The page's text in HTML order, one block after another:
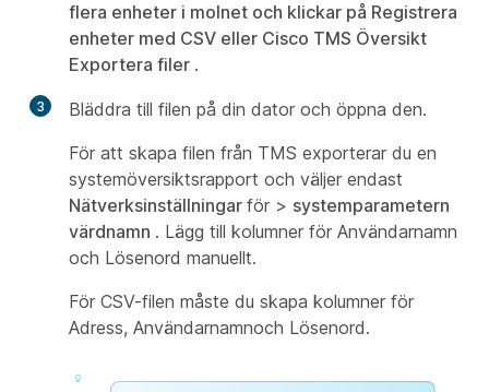
flera enheter i molnet och klickar på Registrera
enheter med CSV eller Cisco TMS Översikt
Exportera filer .
3
Bläddra till filen på din dator och öppna den.
För att skapa filen från TMS exporterar du en
systemöversiktsrapport och väljer endast
Nätverksinställningar för > systemparametern
värdnamn . Lägg till kolumner för Användarnamn
och Lösenord manuellt.
För CSV-filen måste du skapa kolumner för
Adress, Användarnamnoch Lösenord.